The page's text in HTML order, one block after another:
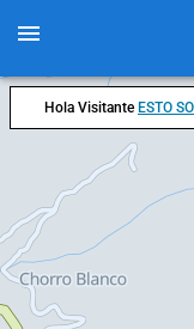
Hola Visitante ESTO